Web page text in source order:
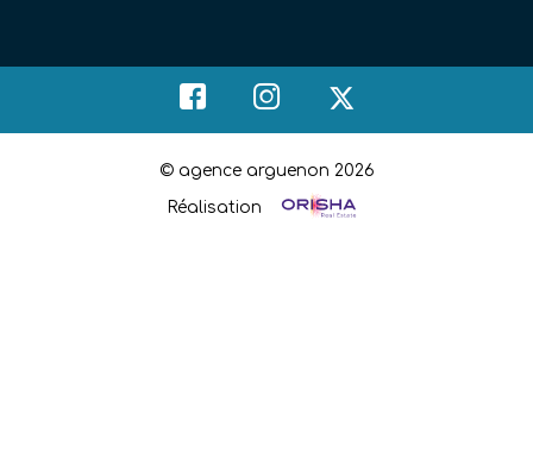
© agence arguenon 2026
Réalisation